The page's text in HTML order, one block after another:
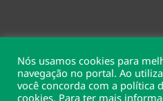
Sede e
Nós usamos cookies para
navegação no portal. Ao
você concorda com a política
cookies. Para ter mais